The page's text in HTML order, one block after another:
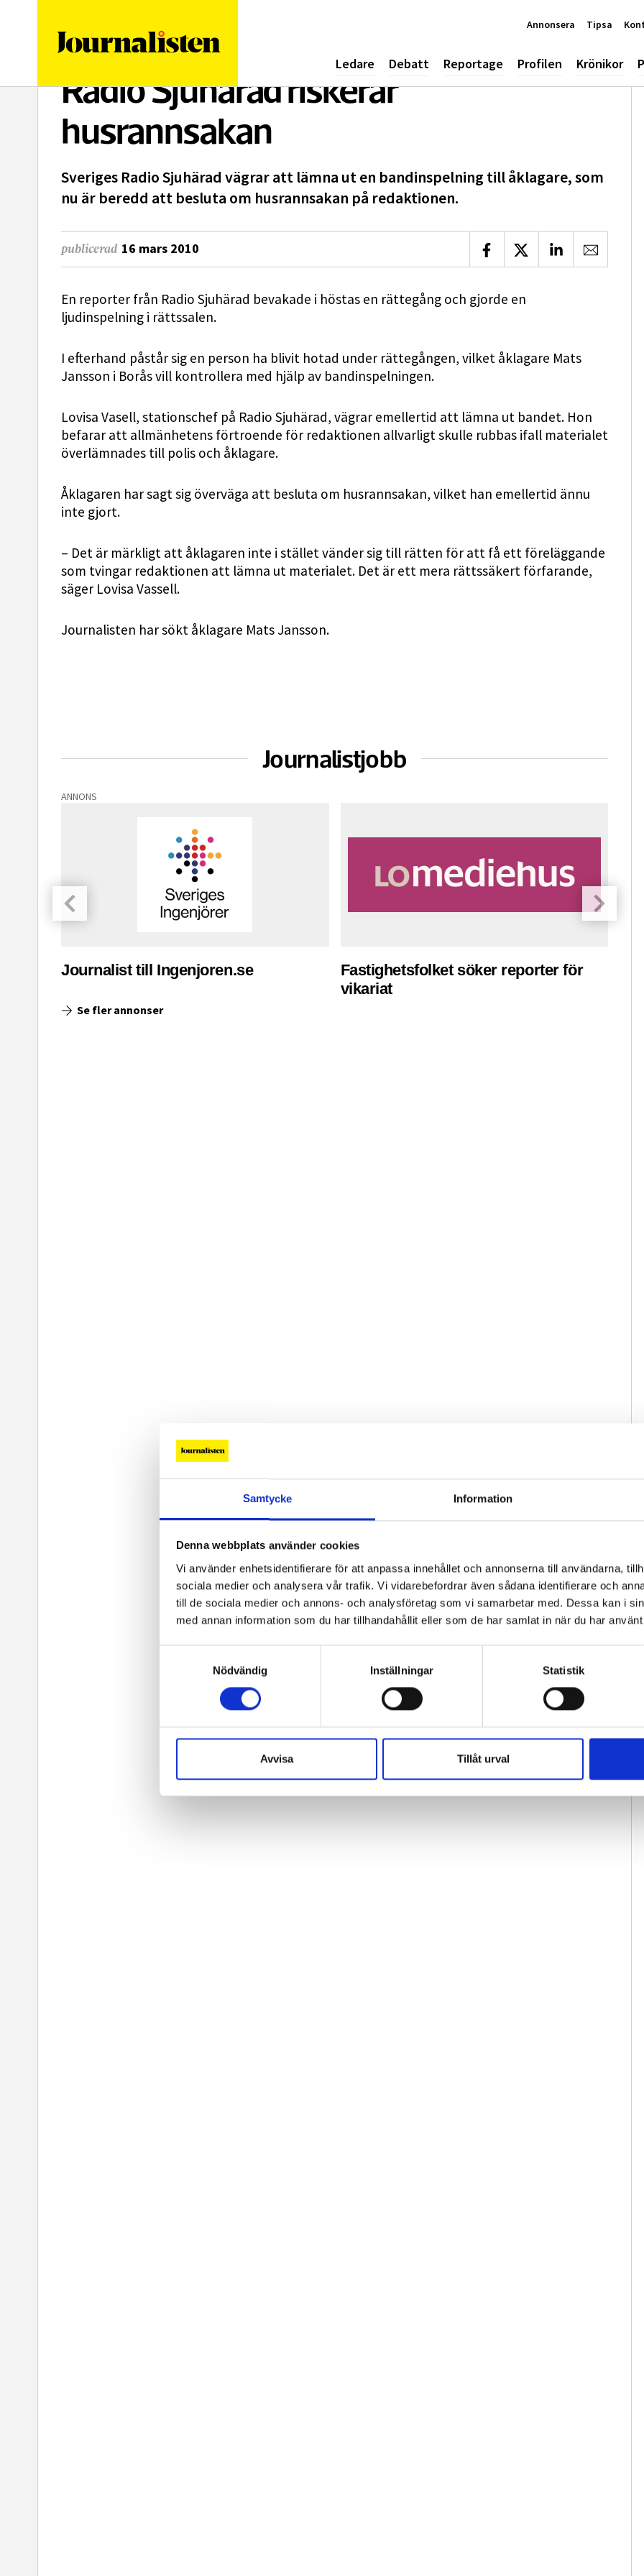
Samtycke Information
Denna webbplats använder cookies
Vi använder enhetsidentifierare för att anpassa innehållet och annonserna till användarna,
sociala medier och analysera vår trafik. Vi vidarebefordrar även sådana identifierare och
till de sociala medier och annons- och analysföretag som vi samarbetar med. Dessa kan i
med annan information som du har tillhandahållit eller som de har samlat in när du har
Nödvändig
Inställningar Statistik
Avvisa Tillåt urval
Ledare Debatt Reportage Profilen Krönikor
Annonsera Tipsa
Radio Sjuhärad riskerar
husrannsakan
Sveriges Radio Sjuhärad vägrar att lämna ut en bandinspelning till åklagare, som
nu är beredd att besluta om husrannsakan på redaktionen.
publicerad 16 mars 2010 Dela på Facebook
Dela på XDela på LinkedIn
Dela via
En reporter från Radio Sjuhärad bevakade i höstas en rättegång och gjorde en
ljudinspelning i rättssalen.
I efterhand påstår sig en person ha blivit hotad under rättegången, vilket åklagare Mats
Jansson i Borås vill kontrollera med hjälp av bandinspelningen.
Lovisa Vasell, stationschef på Radio Sjuhärad, vägrar emellertid att lämna ut bandet. Hon
befarar att allmänhetens förtroende för redaktionen allvarligt skulle rubbas ifall materialet
överlämnades till polis och åklagare.
Åklagaren har sagt sig överväga att besluta om husrannsakan, vilket han emellertid ännu
inte gjort.
– Det är märkligt att åklagaren inte i stället vänder sig till rätten för att få ett föreläggande
som tvingar redaktionen att lämna ut materialet. Det är ett mera rättssäkert förfarande,
säger Lovisa Vassell.
Journalisten har sökt åklagare Mats Jansson.
Journalistjobb
ANNONS
Journalist till Ingenjoren.se
Fastighetsfolket söker reporter för
vikariat
Se fler annonser